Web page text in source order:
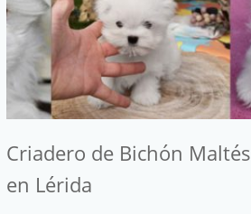
Criadero de Bichón Maltés
en Lérida